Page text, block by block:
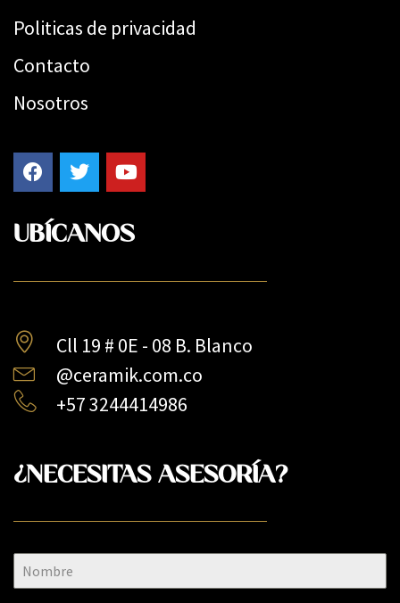
Politicas de privacidad
Contacto
Nosotros
UBÍCANOS
Cll 19 # 0E - 08 B. Blanco
@ceramik.com.co
+57 3244414986
¿NECESITAS ASESORÍA?